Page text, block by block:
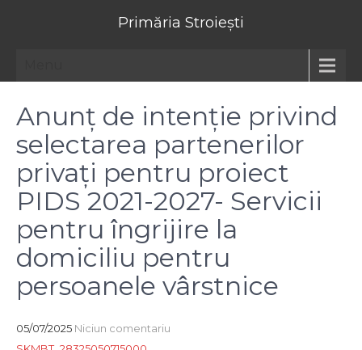
Primăria Stroiești
Anunț de intenție privind
selectarea partenerilor
privați pentru proiect
PIDS 2021-2027- Servicii
pentru îngrijire la
domiciliu pentru
persoanele vârstnice
05/07/2025 Niciun comentariu